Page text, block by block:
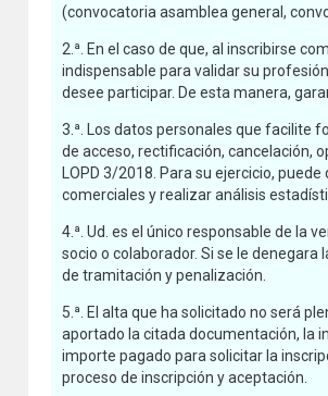
(convocatoria asamblea general,
2.ª. En el caso de que, al inscribirse
indispensable para validar su
desee participar. De esta manera,
3.ª. Los datos personales que facilite
de acceso, rectificación, cancelación,
LOPD 3/2018. Para su ejercicio,
comerciales y realizar análisis
4.ª. Ud. es el único responsable de la
socio o colaborador. Si se le
de tramitación y penalización.
5.ª. El alta que ha solicitado no será
aportado la citada documentación, la
importe pagado para solicitar la
proceso de inscripción y aceptación.